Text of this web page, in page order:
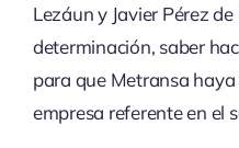
Lezáun y Javier Pérez
determinación, saber
para que Metransa
empresa referente en el